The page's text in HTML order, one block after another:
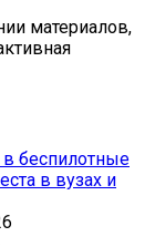
материалов,
беспилотные
в вузах и